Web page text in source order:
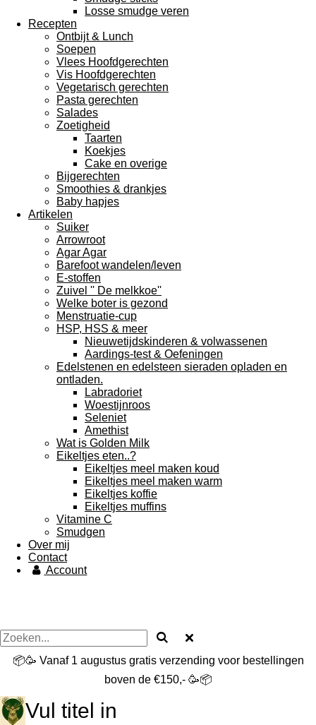
Losse smudge veren
Recepten
Ontbijt & Lunch
Soepen
Vlees Hoofdgerechten
Vis Hoofdgerechten
Vegetarisch gerechten
Pasta gerechten
Salades
Zoetigheid
Taarten
Koekjes
Cake en overige
Bijgerechten
Smoothies & drankjes
Baby hapjes
Artikelen
Suiker
Arrowroot
Agar Agar
Barefoot wandelen/leven
E-stoffen
Zuivel '' De melkkoe''
Welke boter is gezond
Menstruatie-cup
HSP, HSS & meer
Nieuwetijdskinderen & volwassenen
Aardings-test & Oefeningen
Edelstenen en edelsteen sieraden opladen en
ontladen.
Labradoriet
Woestijnroos
Seleniet
Amethist
Wat is Golden Milk
Eikeltjes eten..?
Eikeltjes meel maken koud
Eikeltjes meel maken warm
Eikeltjes koffie
Eikeltjes muffins
Vitamine C
Smudgen
Over mij
Contact
Account
📦🥳 Vanaf 1 augustus gratis verzending voor bestellingen
boven de €150,- 🥳📦
Vul titel in